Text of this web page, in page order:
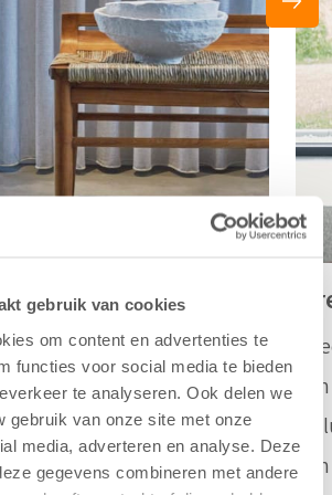
gebruik van cookies
om content en advertenties te
functies voor social media te bieden
te analyseren. Ook delen we
gebruik van onze site met onze
media, adverteren en analyse. Deze
gegevens combineren met andere
geweven transparant met
geweven met
garens voor een levendig
palet blend prachtig in